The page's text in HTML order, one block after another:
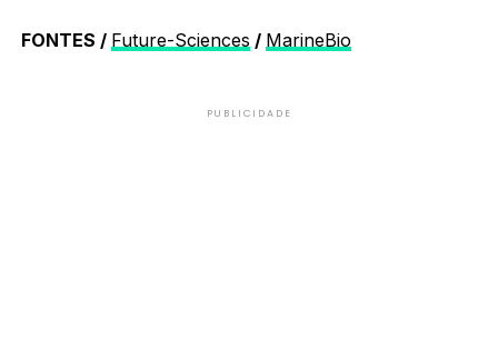
FONTES / Future-Sciences / MarineBio
PUBLICIDADE